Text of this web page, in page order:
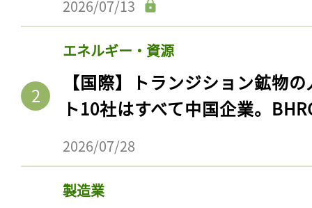
2026/07/13
エネルギー・資源
【国際】トランジション鉱物
ト10社はすべて中国企業。
2026/07/28
製造業